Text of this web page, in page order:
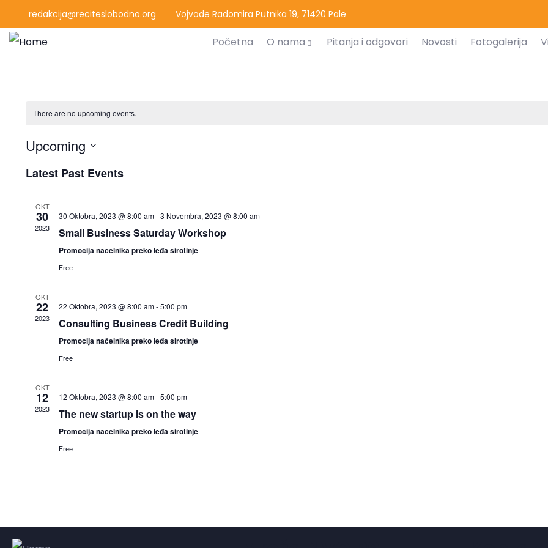
redakcija@reciteslobodno.org Vojvode Radomira Putnika 19, 71420 Pale
Početna O nama Pitanja i odgovori Novosti Fotogalerija
There are no upcoming events.
Upcoming
Latest Past Events
OKT
30
2023
30 Oktobra, 2023 @ 8:00 am-3 Novembra, 2023 @ 8:00 am
Small Business Saturday Workshop
Promocija načelnika preko leđa sirotinje
Free
OKT
22
2023
22 Oktobra, 2023 @ 8:00 am-5:00 pm
Consulting Business Credit Building
Promocija načelnika preko leđa sirotinje
Free
OKT
12
2023
12 Oktobra, 2023 @ 8:00 am-5:00 pm
The new startup is on the way
Promocija načelnika preko leđa sirotinje
Free